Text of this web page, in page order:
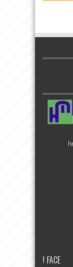
! FACE